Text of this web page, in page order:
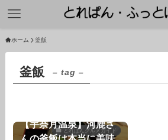
ホーム 釜飯
釜飯 – tag –
とれぱんグルメガイド
【宇奈月温泉】河鹿さ